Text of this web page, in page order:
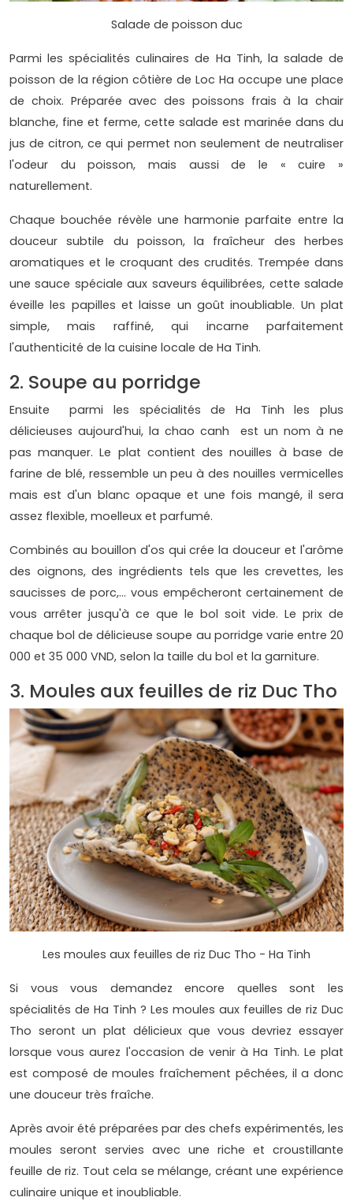
Salade de poisson duc
Parmi les spécialités culinaires de Ha Tinh, la salade de
poisson de la région côtière de Loc Ha occupe une place
de choix. Préparée avec des poissons frais à la chair
blanche, fine et ferme, cette salade est marinée dans du
jus de citron, ce qui permet non seulement de neutraliser
l'odeur du poisson, mais aussi de le « cuire »
naturellement.
Chaque bouchée révèle une harmonie parfaite entre la
douceur subtile du poisson, la fraîcheur des herbes
aromatiques et le croquant des crudités. Trempée dans
une sauce spéciale aux saveurs équilibrées, cette salade
éveille les papilles et laisse un goût inoubliable. Un plat
simple, mais raffiné, qui incarne parfaitement
l'authenticité de la cuisine locale de Ha Tinh.
2. Soupe au porridge
Ensuite parmi les spécialités de Ha Tinh les plus
délicieuses aujourd'hui, la chao canh est un nom à ne
pas manquer. Le plat contient des nouilles à base de
farine de blé, ressemble un peu à des nouilles vermicelles
mais est d'un blanc opaque et une fois mangé, il sera
assez flexible, moelleux et parfumé.
Combinés au bouillon d'os qui crée la douceur et l'arôme
des oignons, des ingrédients tels que les crevettes, les
saucisses de porc,... vous empêcheront certainement de
vous arrêter jusqu'à ce que le bol soit vide. Le prix de
chaque bol de délicieuse soupe au porridge varie entre 20
000 et 35 000 VND, selon la taille du bol et la garniture.
3. Moules aux feuilles de riz Duc Tho
Les moules aux feuilles de riz Duc Tho - Ha Tinh
Si vous vous demandez encore quelles sont les
spécialités de Ha Tinh ? Les moules aux feuilles de riz Duc
Tho seront un plat délicieux que vous devriez essayer
lorsque vous aurez l'occasion de venir à Ha Tinh. Le plat
est composé de moules fraîchement pêchées, il a donc
une douceur très fraîche.
Après avoir été préparées par des chefs expérimentés, les
moules seront servies avec une riche et croustillante
feuille de riz. Tout cela se mélange, créant une expérience
culinaire unique et inoubliable.